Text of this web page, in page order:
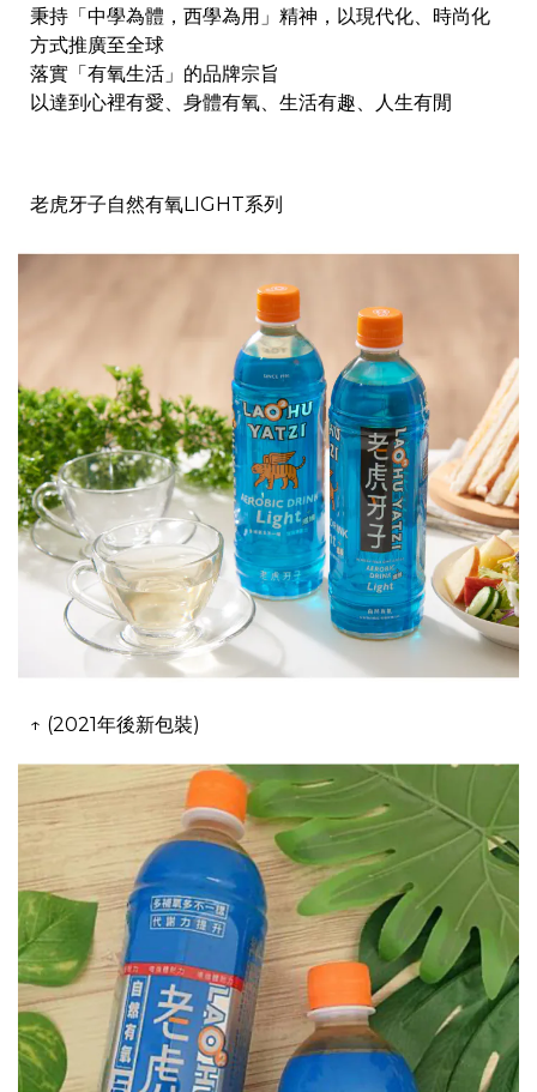
秉持「中學為體，西學為用」精神，以現代化、時尚化
方式推廣至全球
落實「有氧生活」的品牌宗旨
以達到心裡有愛、身體有氧、生活有趣、人生有閒
老虎牙子自然有氧LIGHT系列
↑ (2021年後新包裝)